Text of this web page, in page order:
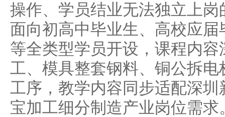
操作、学员结业无法独立上
面向初高中毕业生、高校应
等全类型学员开设，课程内
工、模具整套钢料、铜公拆
工序，教学内容同步适配深
宝加工细分制造产业岗位需求